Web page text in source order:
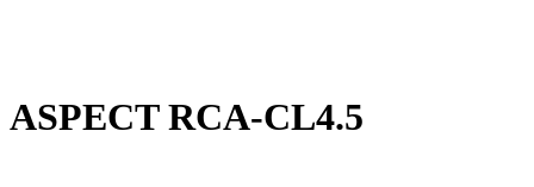
ASPECT RCA-CL4.5